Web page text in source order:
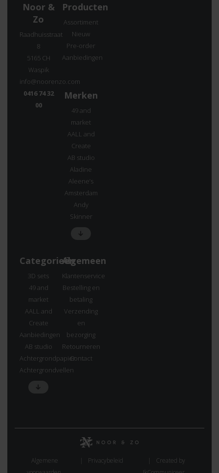
Noor &
Zo
Raadhuisstraat
8
5165 CH
Waspik
info@noorenzo.com
0416 74 32
00
Producten
Assortiment
Nieuw
Pre-order
Aanbiedingen
Merken
49 and
market
AALL and
Create
AB studio
Aladine
Aleene’s
Amsterdam
Andy
Skinner
Categorieën
3D sets
49 and
market
AALL and
Create
Aanbiedingen
AB studio
Achtergrondpapier
Achtergrondvellen
Algemeen
Klantenservice
Bestelling en
betaling
Verzending
en
bezorging
Retourneren
Contact
Algemene
Privacybeleid
Created by